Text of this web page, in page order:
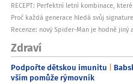
RECEPT: Perfektní letní kombinace,
Proč každá generace hledá svůj
Recenze: nový Spider-Man je hodně
Zdraví
Podpořte dětskou imunitu
vším pomůže rýmovník